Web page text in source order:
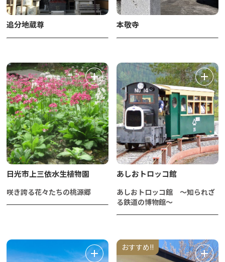
追分地蔵尊 本敬寺
日光市上三依水生植物園
咲き誇る花々たちの桃源郷
あしおトロッコ館
あしおトロッコ館 ～知られざ
る鉄道の博物館～
おすすめ!!